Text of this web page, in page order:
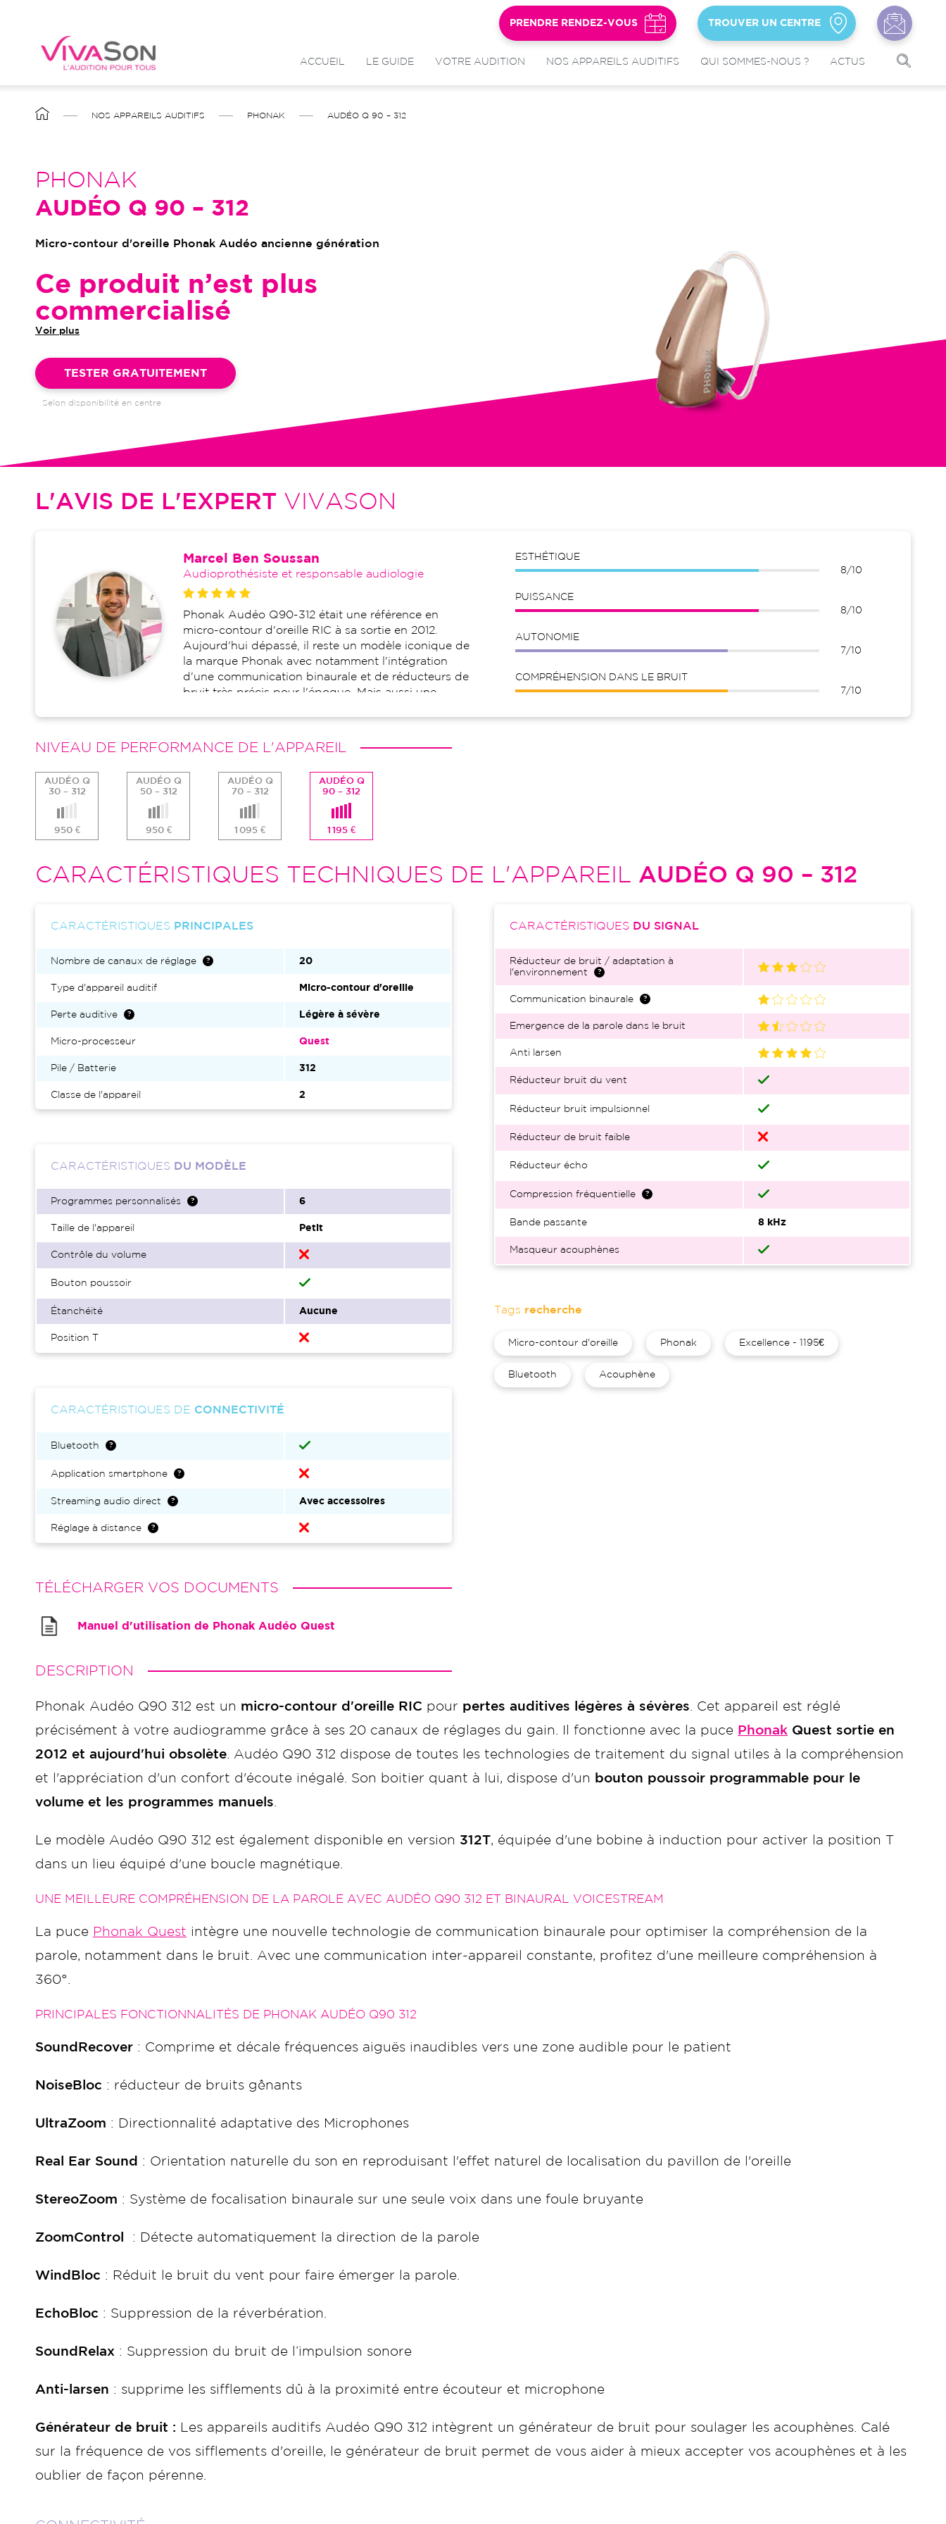
contenu
ACCUEIL LE GUIDE VOTRE AUDITION NOS APPAREILS AUDITIFS QUI SOMMES-NOUS ? ACTUS
PRENDRE RENDEZ-VOUS TROUVER UN CENTRE
FIL
NOS APPAREILS AUDITIFS PHONAK AUDÉO Q 90 – 312
PHONAK
AUDÉO Q 90 – 312
Micro-contour d'oreille Phonak Audéo ancienne génération
Ce produit n’est plus
commercialisé
Voir plus
TESTER GRATUITEMENT
Selon disponibilité en centre
L'AVIS DE L'EXPERT VIVASON
Marcel Ben Soussan
Audioprothésiste et responsable audiologie
Phonak Audéo Q90-312 était une référence en
micro-contour d'oreille RIC à sa sortie en 2012.
Aujourd'hui dépassé, il reste un modèle iconique de
la marque Phonak avec notamment l'intégration
d'une communication binaurale et de réducteurs de
bruit très précis pour l'époque. Mais aussi une
ESTHÉTIQUE
8/10
PUISSANCE
8/10
AUTONOMIE
7/10
COMPRÉHENSION DANS LE BRUIT
7/10
NIVEAU DE PERFORMANCE DE L'APPAREIL
AUDÉO Q
30 – 312
950 €
AUDÉO Q
50 – 312
950 €
AUDÉO Q
70 – 312
1 095 €
AUDÉO Q
90 – 312
1 195 €
CARACTÉRISTIQUES TECHNIQUES DE L'APPAREIL AUDÉO Q 90 – 312
CARACTÉRISTIQUES PRINCIPALES
Nombre de canaux de réglage 20
Type d'appareil auditif Micro-contour d'oreille
Perte auditive Légère à sévère
Micro-processeur Quest
Pile / Batterie 312
Classe de l'appareil 2
CARACTÉRISTIQUES DU MODÈLE
Programmes personnalisés 6
Taille de l'appareil Petit
Contrôle du volume
Bouton poussoir
Étanchéité Aucune
Position T
CARACTÉRISTIQUES DE CONNECTIVITÉ
Bluetooth
Application smartphone
Streaming audio direct Avec accessoires
Réglage à distance
CARACTÉRISTIQUES DU SIGNAL
Réducteur de bruit / adaptation à
l'environnement
Communication binaurale
Emergence de la parole dans le bruit
Anti larsen
Réducteur bruit du vent
Réducteur bruit impulsionnel
Réducteur de bruit faible
Réducteur écho
Compression fréquentielle
Bande passante 8 kHz
Masqueur acouphènes
Tags recherche
Micro-contour d'oreille Phonak Excellence - 1195€
Bluetooth Acouphène
TÉLÉCHARGER VOS DOCUMENTS
Manuel d'utilisation de Phonak Audéo Quest
DESCRIPTION
Phonak Audéo Q90 312 est un micro-contour d'oreille RIC pour pertes auditives légères à sévères . Cet appareil est réglé
précisément à votre audiogramme grâce à ses 20 canaux de réglages du gain. Il fonctionne avec la puce Phonak Quest sortie en
2012 et aujourd'hui obsolète . Audéo Q90 312 dispose de toutes les technologies de traitement du signal utiles à la compréhension
et l'appréciation d'un confort d'écoute inégalé. Son boitier quant à lui, dispose d'un
bouton poussoir programmable pour le
volume et les programmes manuels
Le modèle Audéo Q90 312 est également disponible en version 312T, équipée d'une bobine à induction pour activer la position T
dans un lieu équipé d'une boucle magnétique.
UNE MEILLEURE COMPRÉHENSION DE LA PAROLE AVEC AUDÉO Q90 312 ET BINAURAL VOICESTREAM
La puce Phonak Quest intègre une nouvelle technologie de communication binaurale pour optimiser la compréhension de la
parole, notamment dans le bruit. Avec une communication inter-appareil constante, profitez d'une meilleure compréhension à
360°.
PRINCIPALES FONCTIONNALITÉS DE PHONAK AUDÉO Q90 312
SoundRecover : Comprime et décale fréquences aiguës inaudibles vers une zone audible pour le patient
NoiseBloc : réducteur de bruits gênants
UltraZoom : Directionnalité adaptative des Microphones
Real Ear Sound : Orientation naturelle du son en reproduisant l'effet naturel de localisation du pavillon de l'oreille
StereoZoom : Système de focalisation binaurale sur une seule voix dans une foule bruyante
ZoomControl : Détecte automatiquement la direction de la parole
WindBloc : Réduit le bruit du vent pour faire émerger la parole.
EchoBloc : Suppression de la réverbération.
SoundRelax : Suppression du bruit de l’impulsion sonore
Anti-larsen : supprime les sifflements dû à la proximité entre écouteur et microphone
Générateur de bruit :
Les appareils auditifs Audéo Q90 312 intègrent un générateur de bruit pour soulager les acouphènes. Calé
sur la fréquence de vos sifflements d'oreille, le générateur de bruit permet de vous aider à mieux accepter vos acouphènes et à les
oublier de façon pérenne.